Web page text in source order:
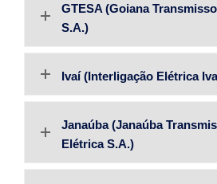
GTESA (Goiana
S.A.)
Ivaí (Interligação Elétrica
Janaúba (Janaúba
Elétrica S.A.)